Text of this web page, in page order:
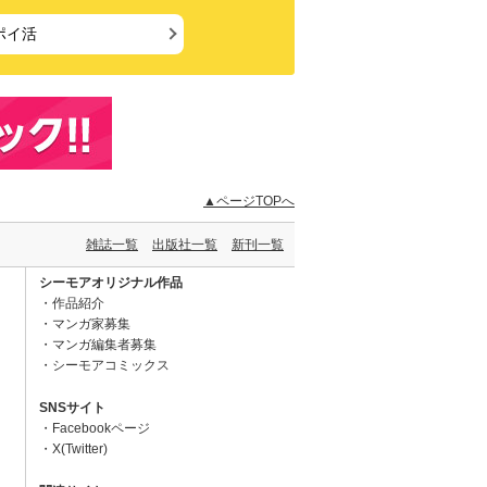
イ活
▲ページTOPへ
雑誌一覧 出版社一覧 新刊一覧
シーモアオリジナル作品
作品紹介
マンガ家募集
マンガ編集者募集
シーモアコミックス
SNSサイト
Facebookページ
X(Twitter)